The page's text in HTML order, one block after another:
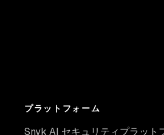
プラットフォーム
Snyk AI セキュリティプラット